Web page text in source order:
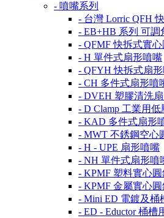
- 噴嘴系列
- 台灣 Lorric QFH
- EB+HB 系列 可
- QFMF 快拆式實
- H 單件式扇形噴嘴
- QFYH 快拆式扇
- CH 多件式扇形噴
- DVEH 塑膠清洗
- D Clamp 工業用
- KAD 多件式扇形
- MWT 不銹鋼空心
- H - UPE 扇形噴嘴
- NH 單件式扇形噴
- KPMF 塑料實心
- KPMF 金屬實心
- Mini ED 電鍍及桶
- ED - Eductor 桶槽